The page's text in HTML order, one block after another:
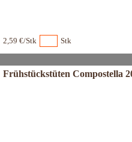
2,59 €/Stk Stk
Frühstückstüten Compostella